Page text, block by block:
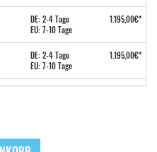
DE: 2-4 Tage
EU: 7-10 Tage
1.195,00€*
DE: 2-4 Tage
EU: 7-10 Tage
1.195,00€*